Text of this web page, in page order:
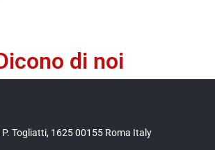
di noi
Togliatti, 1625 00155 Roma Italy